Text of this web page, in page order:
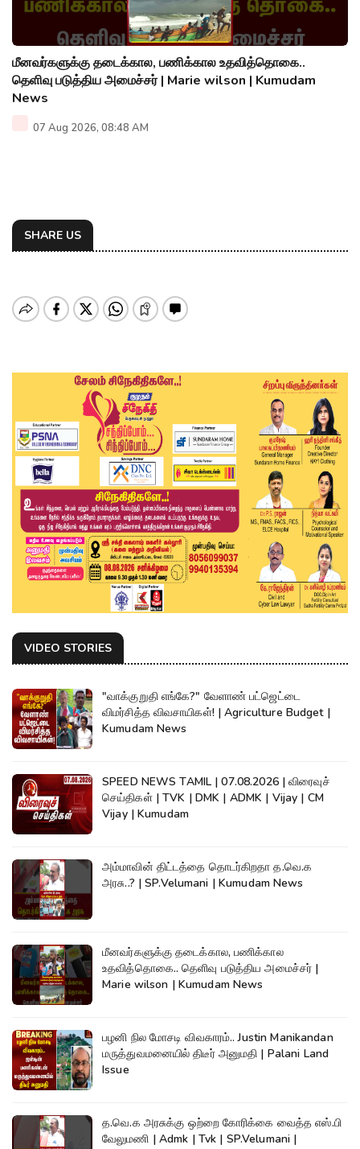
மீனவர்களுக்கு தடைக்கால, பணிக்கால உதவித்தொகை..
தெளிவு படுத்திய அமைச்சர் | Marie wilson | Kumudam
News
07 Aug 2026, 08:48 AM
SHARE US
VIDEO STORIES
"வாக்குறுதி எங்கே?" வேளாண் பட்ஜெட்டை
விமர்சித்த விவசாயிகள்! | Agriculture Budget |
Kumudam News
SPEED NEWS TAMIL | 07.08.2026 | விரைவுச்
செய்திகள் | TVK | DMK | ADMK | Vijay | CM
Vijay | Kumudam
அம்மாவின் திட்டத்தை தொடர்கிறதா த.வெ.க
அரசு..? | SP.Velumani | Kumudam News
மீனவர்களுக்கு தடைக்கால, பணிக்கால
உதவித்தொகை.. தெளிவு படுத்திய அமைச்சர் |
Marie wilson | Kumudam News
பழனி நில மோசடி விவகாரம்.. Justin Manikandan
மருத்துவமனையில் திடீர் அனுமதி | Palani Land
Issue
த.வெ.க அரசுக்கு ஒற்றை கோரிக்கை வைத்த எஸ்.பி
வேலுமணி | Admk | Tvk | SP.Velumani |